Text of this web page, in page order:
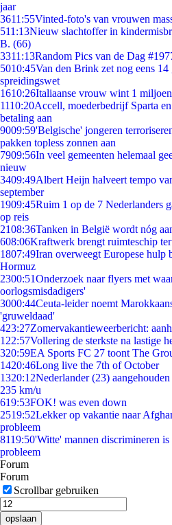
jaar
3611:55Vinted-foto's van vrouwen
511:13Nieuw slachtoffer in
B. (66)
3311:13Random Pics van de Dag
5010:45Van den Brink zet nog eens
spreidingswet
1610:26Italiaanse vrouw wint 1
1110:20Accell, moederbedrijf Sparta
betaling aan
9009:59'Belgische' jongeren
pakken topless zonnen aan
7909:56In veel gemeenten helemaal
nieuw
3409:49Albert Heijn halveert tempo
september
1909:45Ruim 1 op de 7 Nederlanders
op reis
2108:36Tanken in België wordt nóg
608:06Kraftwerk brengt ruimteschip
1807:49Iran overweegt Europese hulp
Hormuz
2300:51Onderzoek naar flyers met
oorlogsmisdadigers'
3000:44Ceuta-leider noemt
'gruweldaad'
423:27Zomervakantieweerbericht:
1 22:57Vollering de sterkste na lastige
320:59EA Sports FC 27 toont The
1420:46Long live the 7th of October
1320:12Nederlander (23)
235 km/u
619:53FOK! was even down
2519:52Lekker op vakantie naar
probleem
8119:50'Witte' mannen discrimineren
probleem
Forum
Forum
Scrollbar gebruiken
opslaan